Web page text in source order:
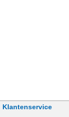
Klantenservice